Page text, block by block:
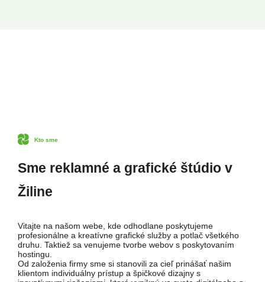
Kto sme
Sme reklamné a grafické štúdio v
Žiline
Vitajte na našom webe, kde odhodlane poskytujeme
profesionálne a kreatívne grafické služby a potlač všetkého
druhu. Taktiež sa venujeme tvorbe webov s poskytovaním
hostingu.
Od založenia firmy sme si stanovili za cieľ prinášať našim
klientom individuálny prístup a špičkové dizajny s